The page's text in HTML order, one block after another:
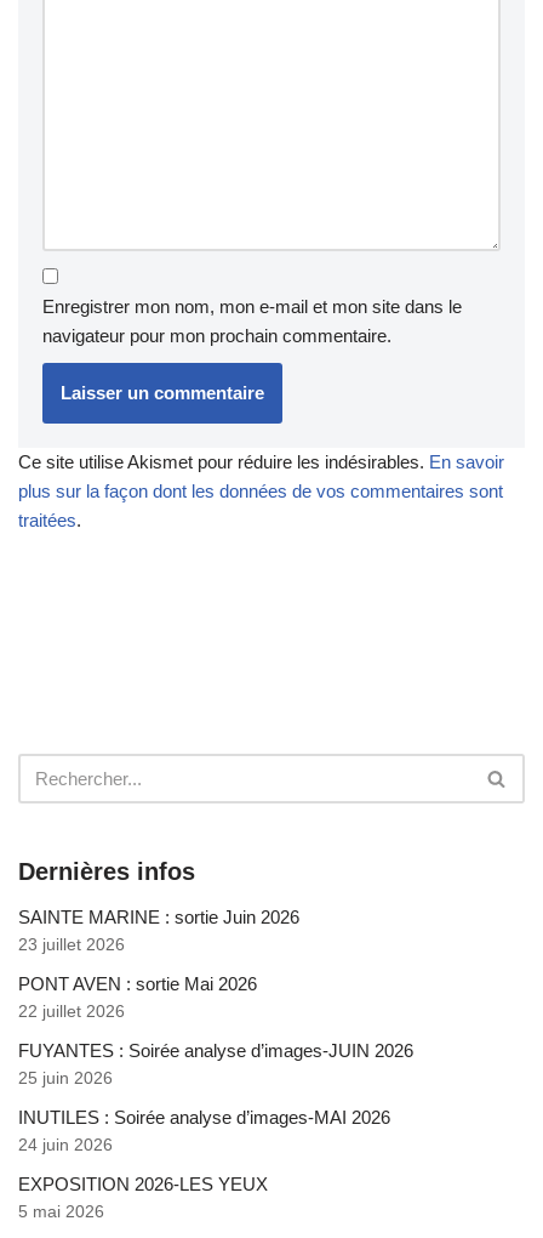
Enregistrer mon nom, mon e-mail et mon site dans le
navigateur pour mon prochain commentaire.
Ce site utilise Akismet pour réduire les indésirables. En savoir
plus sur la façon dont les données de vos commentaires sont
traitées.
Dernières infos
SAINTE MARINE : sortie Juin 2026
23 juillet 2026
PONT AVEN : sortie Mai 2026
22 juillet 2026
FUYANTES : Soirée analyse d’images-JUIN 2026
25 juin 2026
INUTILES : Soirée analyse d’images-MAI 2026
24 juin 2026
EXPOSITION 2026-LES YEUX
5 mai 2026